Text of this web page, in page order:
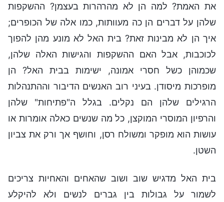
את האמת? למה הן לא מהרהרות בעצמן? ההשקפות
שלהן על דברים הן כה מעוותות, כמו אלה של הכופרים;
איך הן לא מבינות זאת? בית האל לא מונע מהן להפוך
לכוכבות, אבל האם ההשקפות והגישות האלה שלהן,
שכמוהן כשל חסרי אמונה, ישימות בבית האל? הן
מופרכות מיסודן. בעיני רוב האנשים הדיבור וההתנהלות
הרגילים שלהן הם נקלים. בגלל ה"פתיחות" שלהן
והרפיון המוסרי המוקצן, כל מה שנשים כאלה אומרות או
עושות הוא מופקר ומשולח רסן, וחושף אך ורק את צביון
השטן.
בית האל מדגיש שוב ושוב שהאחים והאחיות צריכים
לשמור על גבולות בין גברים לנשים ולא להיקלע